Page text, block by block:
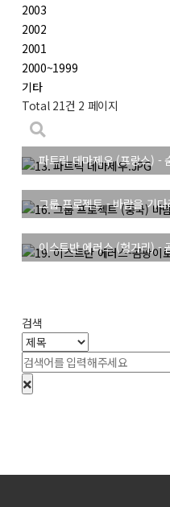
2003
2002
2001
2000~1999
기타
Total 21건 2 페이지
검색